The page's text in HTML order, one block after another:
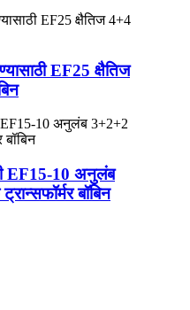
EF25 क्षैतिज
EF15-10 अनुलंब
बॉबिन